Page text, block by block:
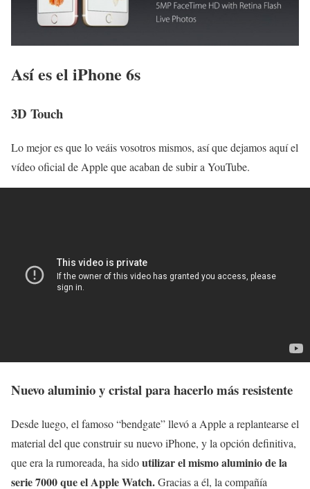
Así es el iPhone 6s
3D Touch
Lo mejor es que lo veáis vosotros mismos, así que dejamos aquí el
vídeo oficial de Apple que acaban de subir a YouTube.
Nuevo aluminio y cristal para hacerlo más resistente
Desde luego, el famoso “bendgate” llevó a Apple a replantearse el
material del que construir su nuevo iPhone, y la opción definitiva,
que era la rumoreada, ha sidoutilizar el mismo aluminio de la
serie 7000 que el Apple Watch.Gracias a él, la compañía